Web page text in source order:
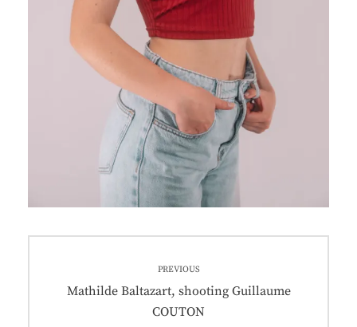
PREVIOUS
Previous
Mathilde Baltazart, shooting Guillaume
COUTON